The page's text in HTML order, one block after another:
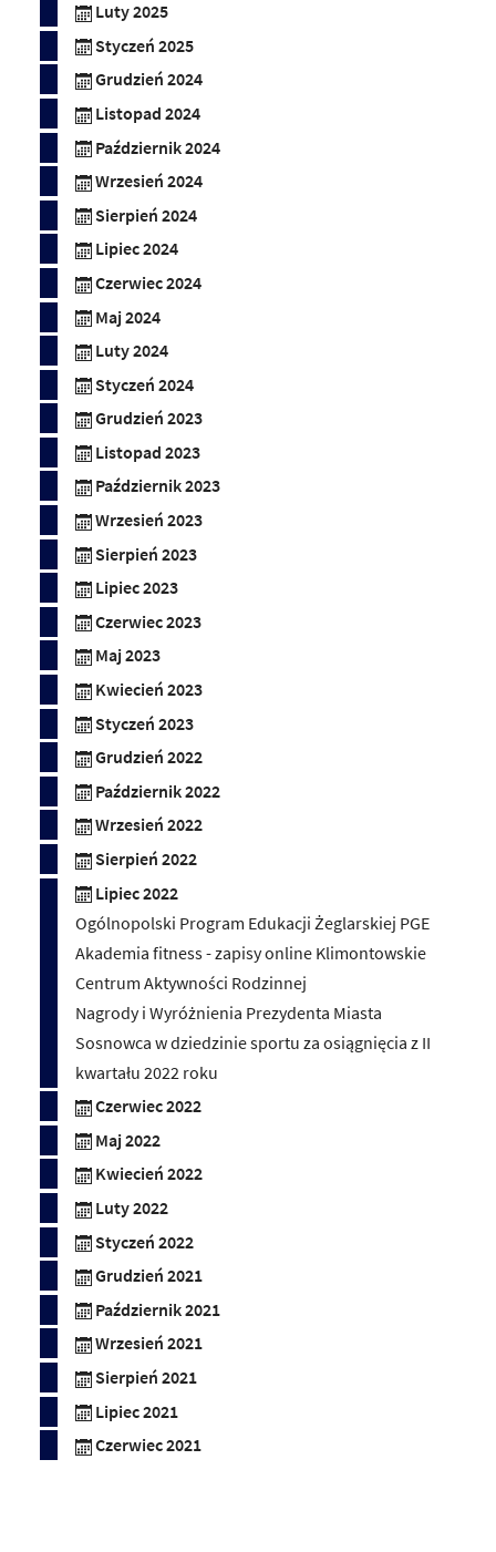
Luty 2025
Styczeń 2025
Grudzień 2024
Listopad 2024
Październik 2024
Wrzesień 2024
Sierpień 2024
Lipiec 2024
Czerwiec 2024
Maj 2024
Luty 2024
Styczeń 2024
Grudzień 2023
Listopad 2023
Październik 2023
Wrzesień 2023
Sierpień 2023
Lipiec 2023
Czerwiec 2023
Maj 2023
Kwiecień 2023
Styczeń 2023
Grudzień 2022
Październik 2022
Wrzesień 2022
Sierpień 2022
Lipiec 2022
Ogólnopolski Program Edukacji Żeglarskiej PGE
Akademia fitness - zapisy online Klimontowskie
Centrum Aktywności Rodzinnej
Nagrody i Wyróżnienia Prezydenta Miasta
Sosnowca w dziedzinie sportu za osiągnięcia z II
kwartału 2022 roku
Czerwiec 2022
Maj 2022
Kwiecień 2022
Luty 2022
Styczeń 2022
Grudzień 2021
Październik 2021
Wrzesień 2021
Sierpień 2021
Lipiec 2021
Czerwiec 2021